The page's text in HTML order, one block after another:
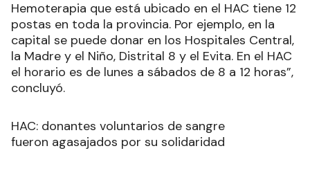
Hemoterapia que está ubicado en el HAC tiene 12
postas en toda la provincia. Por ejemplo, en la
capital se puede donar en los Hospitales Central,
la Madre y el Niño, Distrital 8 y el Evita. En el HAC
el horario es de lunes a sábados de 8 a 12 horas”,
concluyó.
HAC: donantes voluntarios de sangre
fueron agasajados por su solidaridad